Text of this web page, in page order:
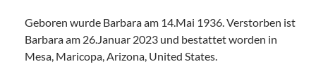
Geboren wurde Barbara am 14.Mai 1936. Verstorben ist
Barbara am 26.Januar 2023 und bestattet worden in
Mesa, Maricopa, Arizona, United States.